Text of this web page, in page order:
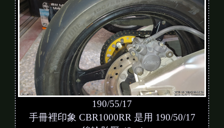
190/55/17
手冊裡印象 CBR1000RR 是用 190/50/17